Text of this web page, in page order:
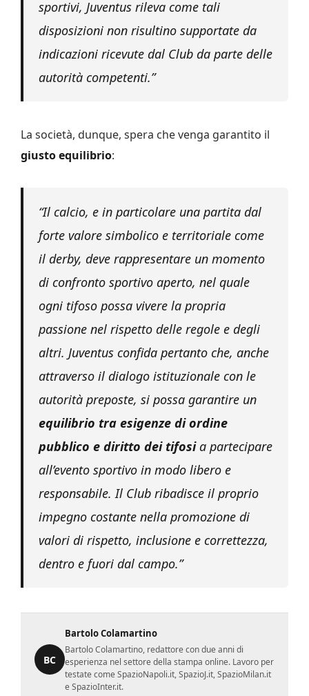
sportivi, Juventus rileva come tali
disposizioni non risultino supportate da
indicazioni ricevute dal Club da parte delle
autorità competenti.”
La società, dunque, spera che venga garantito il
giusto equilibrio:
“Il calcio, e in particolare una partita dal
forte valore simbolico e territoriale come
il derby, deve rappresentare un momento
di confronto sportivo aperto, nel quale
ogni tifoso possa vivere la propria
passione nel rispetto delle regole e degli
altri. Juventus confida pertanto che, anche
attraverso il dialogo istituzionale con le
autorità preposte, si possa garantire un
equilibrio tra esigenze di ordine
pubblico e diritto dei tifosia partecipare
all’evento sportivo in modo libero e
responsabile. Il Club ribadisce il proprio
impegno costante nella promozione di
valori di rispetto, inclusione e correttezza,
dentro e fuori dal campo.”
BC
Bartolo Colamartino
Bartolo Colamartino, redattore con due anni di
esperienza nel settore della stampa online. Lavoro per
testate come SpazioNapoli.it, SpazioJ.it, SpazioMilan.it
e SpazioInter.it.